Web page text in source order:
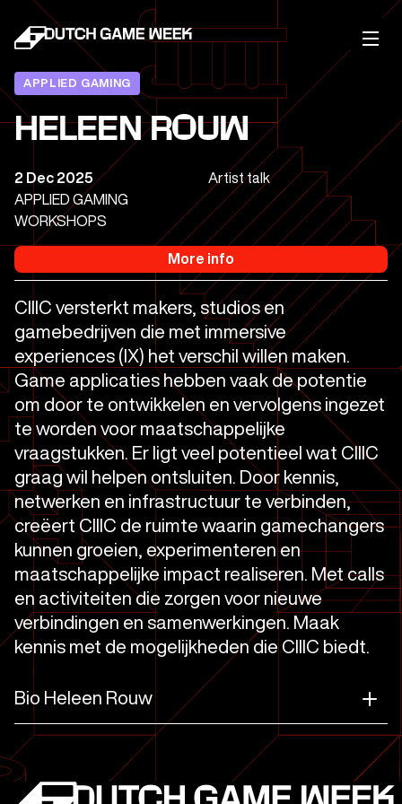
APPLIED GAMING
HELEEN ROUW
2 Dec 2025
APPLIED GAMING
WORKSHOPS
Artist talk
More info
CIIIC versterkt makers, studios en
gamebedrijven die met immersive
experiences (IX) het verschil willen maken.
Game applicaties hebben vaak de potentie
om door te ontwikkelen en vervolgens ingezet
te worden voor maatschappelijke
vraagstukken. Er ligt veel potentieel wat CIIIC
graag wil helpen ontsluiten. Door kennis,
netwerken en infrastructuur te verbinden,
creëert CIIIC de ruimte waarin gamechangers
kunnen groeien, experimenteren en
maatschappelijke impact realiseren. Met calls
en activiteiten die zorgen voor nieuwe
verbindingen en samenwerkingen. Maak
kennis met de mogelijkheden die CIIIC biedt.
Bio Heleen Rouw